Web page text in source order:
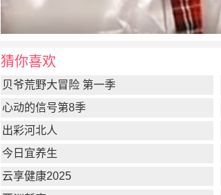
猜你喜欢
贝爷荒野大冒险 第一季
心动的信号第8季
出彩河北人
今日宜养生
云享健康2025